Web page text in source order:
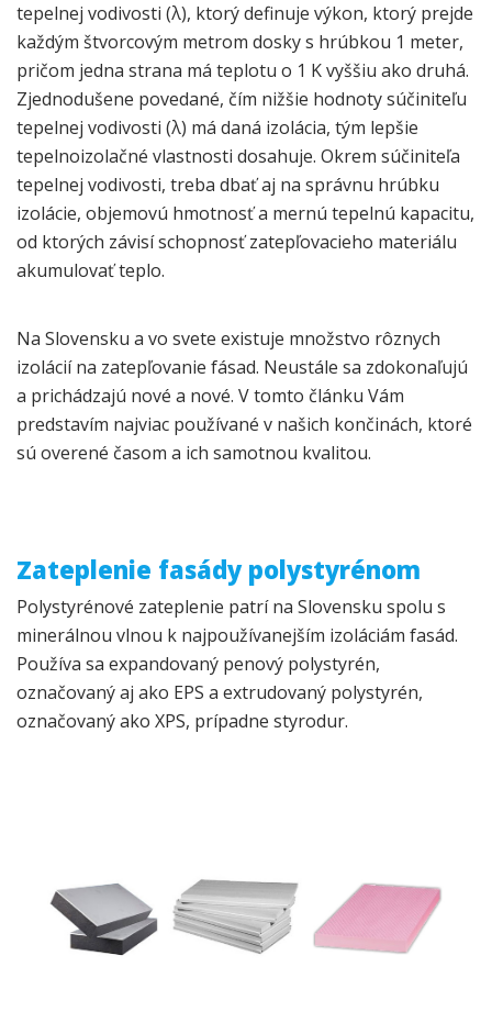
tepelnej vodivosti (λ), ktorý definuje výkon, ktorý prejde
každým štvorcovým metrom dosky s hrúbkou 1 meter,
pričom jedna strana má teplotu o 1 K vyššiu ako druhá.
Zjednodušene povedané, čím nižšie hodnoty súčiniteľu
tepelnej vodivosti (λ) má daná izolácia, tým lepšie
tepelnoizolačné vlastnosti dosahuje. Okrem súčiniteľa
tepelnej vodivosti, treba dbať aj na správnu hrúbku
izolácie, objemovú hmotnosť a mernú tepelnú kapacitu,
od ktorých závisí schopnosť zatepľovacieho materiálu
akumulovať teplo.
Na Slovensku a vo svete existuje množstvo rôznych
izolácií na zatepľovanie fásad. Neustále sa zdokonaľujú
a prichádzajú nové a nové. V tomto článku Vám
predstavím najviac používané v našich končinách, ktoré
sú overené časom a ich samotnou kvalitou.
Zateplenie fasády polystyrénom
Polystyrénové zateplenie patrí na Slovensku spolu s
minerálnou vlnou k najpoužívanejším izoláciám fasád.
Používa sa expandovaný penový polystyrén,
označovaný aj ako EPS a extrudovaný polystyrén,
označovaný ako XPS, prípadne styrodur.